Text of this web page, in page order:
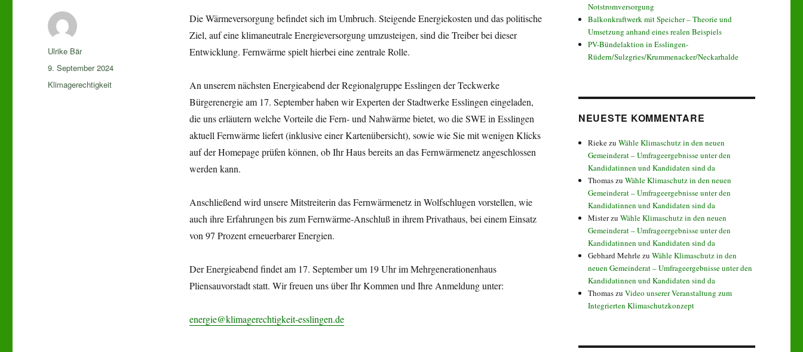
Die Wärmeversorgung befindet sich im Umbruch. Steigende Energiekosten und das politische
Ziel, auf eine klimaneutrale Energieversorgung umzusteigen, sind die Treiber bei dieser
Entwicklung. Fernwärme spielt hierbei eine zentrale Rolle.
An unserem nächsten Energieabend der Regionalgruppe Esslingen der Teckwerke
Bürgerenergie am 17. September haben wir Experten der Stadtwerke Esslingen eingeladen,
die uns erläutern welche Vorteile die Fern- und Nahwärme bietet, wo die SWE in Esslingen
aktuell Fernwärme liefert (inklusive einer Kartenübersicht), sowie wie Sie mit wenigen Klicks
auf der Homepage prüfen können, ob Ihr Haus bereits an das Fernwärmenetz angeschlossen
werden kann.
Anschließend wird unsere Mitstreiterin das Fernwärmenetz in Wolfschlugen vorstellen, wie
auch ihre Erfahrungen bis zum Fernwärme-Anschluß in ihrem Privathaus, bei einem Einsatz
von 97 Prozent erneuerbarer Energien.
Der Energieabend findet am 17. September um 19 Uhr im Mehrgenerationenhaus
Pliensauvorstadt statt. Wir freuen uns über Ihr Kommen und Ihre Anmeldung unter:
energie@klimagerechtigkeit-esslingen.de
Autor
Ulrike Bär
Veröffentlicht
am
9. September 2024
Kategorien
Klimagerechtigkeit
Notstromversorgung
Balkonkraftwerk mit Speicher – Theorie und
Umsetzung anhand eines realen Beispiels
PV-Bündelaktion in Esslingen-
Rüdern/Sulzgries/Krummenacker/Neckarhalde
NEUESTE KOMMENTARE
RiekezuWähle Klimaschutz in den neuen
Gemeinderat – Umfrageergebnisse unter den
Kandidatinnen und Kandidaten sind da
ThomaszuWähle Klimaschutz in den neuen
Gemeinderat – Umfrageergebnisse unter den
Kandidatinnen und Kandidaten sind da
MisterzuWähle Klimaschutz in den neuen
Gemeinderat – Umfrageergebnisse unter den
Kandidatinnen und Kandidaten sind da
Gebhard MehrlezuWähle Klimaschutz in den
neuen Gemeinderat – Umfrageergebnisse unter den
Kandidatinnen und Kandidaten sind da
ThomaszuVideo unserer Veranstaltung zum
Integrierten Klimaschutzkonzept